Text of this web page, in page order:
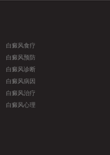
白癜风食疗
白癜风预防
白癜风诊断
白癜风病因
白癜风治疗
白癜风心理